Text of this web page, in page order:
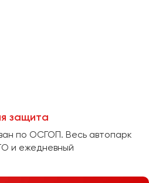
защита
по ОСГОП. Весь автопарк
и ежедневный